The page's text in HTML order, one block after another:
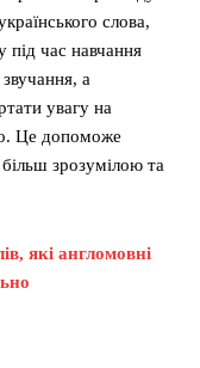
слова,
під час навчання
а
увагу на
Це допоможе
зрозумілою та
які англомовні